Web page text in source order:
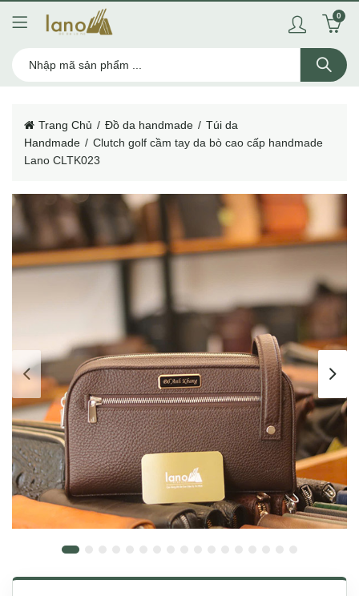
0
Trang Chủ Đồ da handmade
Túi da
Handmade
Clutch golf cầm tay da bò cao cấp handmade
Lano CLTK023